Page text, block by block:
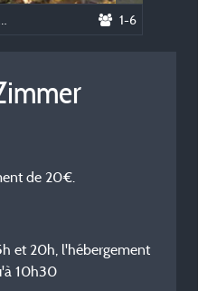
1-6
de 20€.
et 20h, l'hébergement
10h30